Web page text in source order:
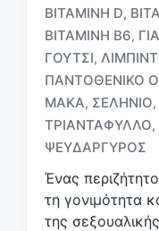
ε
ε
τ
ι
έ
τ
α
ΒΙΤΑΜΊΝΗ D,
ΒΙΤΑΜΊΝΗ Β6,
ΓΟΎΤΣΙ,
ΠΑΝΤΟΘΕΝΙΚΌ
ΜΆΚΑ, ΣΕΛΉΝΙΟ,
ΤΡΙΑΝΤΆΦΥΛΛΟ,
ΨΕΥΔΆΡΓΥΡΟΣ
Ένας
τη γονιμότητα
της